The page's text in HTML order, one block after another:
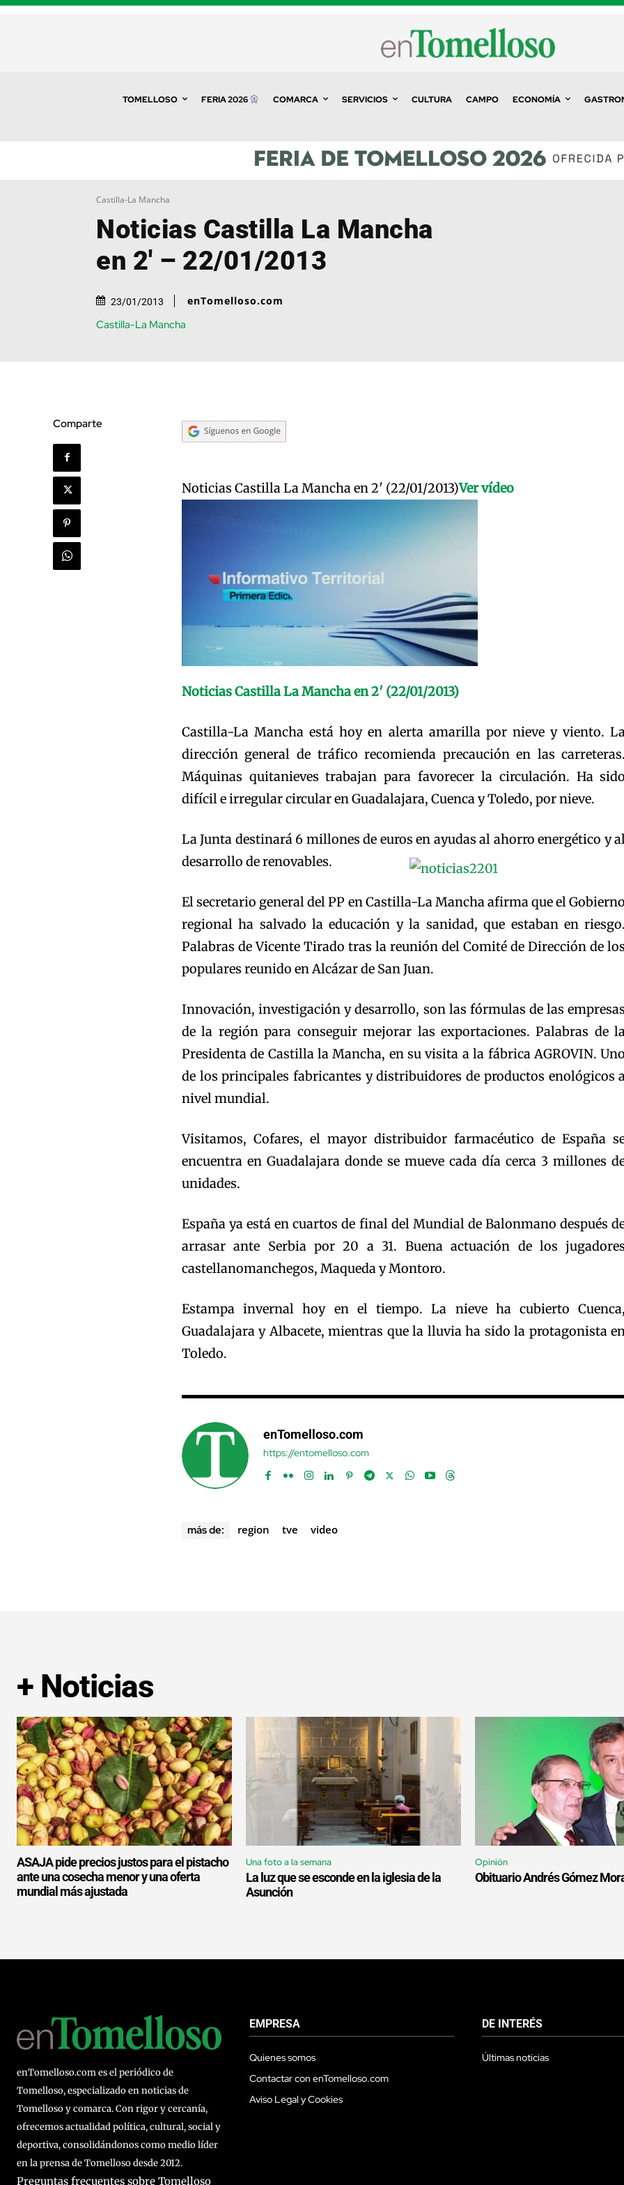
TOMELLOSO FERIA 2026 COMARCA SERVICIOS CULTURA CAMPO ECONOMÍA
Castilla-La Mancha
Noticias Castilla La Mancha
en 2′ – 22/01/2013
23/01/2013 enTomelloso.com
Castilla-La Mancha
Comparte
Noticias Castilla La Mancha en 2′ (22/01/2013)Ver vídeo
Noticias Castilla La Mancha en 2′ (22/01/2013)
Castilla-La Mancha está hoy en alerta amarilla por nieve y viento.
dirección general de tráfico recomienda precaución en las carreteras.
Máquinas quitanieves trabajan para favorecer la circulación. Ha sido
difícil e irregular circular en Guadalajara, Cuenca y Toledo, por nieve.
La Junta destinará 6 millones de euros en ayudas al ahorro energético y
desarrollo de renovables.
El secretario general del PP en Castilla-La Mancha afirma que el Gobierno
regional ha salvado la educación y la sanidad, que estaban en riesgo.
Palabras de Vicente Tirado tras la reunión del Comité de Dirección de los
populares reunido en Alcázar de San Juan.
Innovación, investigación y desarrollo, son las fórmulas de las empresas
de la región para conseguir mejorar las exportaciones. Palabras de
Presidenta de Castilla la Mancha, en su visita a la fábrica AGROVIN. Uno
de los principales fabricantes y distribuidores de productos enológicos
nivel mundial.
Visitamos, Cofares, el mayor distribuidor farmacéutico de España
encuentra en Guadalajara donde se mueve cada día cerca 3 millones
unidades.
España ya está en cuartos de final del Mundial de Balonmano después
arrasar ante Serbia por 20 a 31. Buena actuación de los jugadores
castellanomanchegos, Maqueda y Montoro.
Estampa invernal hoy en el tiempo. La nieve ha cubierto Cuenca,
Guadalajara y Albacete, mientras que la lluvia ha sido la protagonista
Toledo.
enTomelloso.com
https://entomelloso.com
más de: region tve video
+ Noticias
ASAJA pide precios justos para el pistacho
ante una cosecha menor y una oferta
mundial más ajustada
Una foto a la semana
La luz que se esconde en la iglesia de la
Asunción
Opinión
Obituario Andrés Gómez
enTomelloso.com es el periódico de
Tomelloso, especializado en noticias de
Tomelloso y comarca. Con rigor y cercanía,
ofrecemos actualidad política, cultural, social y
deportiva, consolidándonos como medio líder
en la prensa de Tomelloso desde 2012.
Preguntas frecuentes sobre Tomelloso
EMPRESA
Quienes somos
Contactar con enTomelloso.com
Aviso Legal y Cookies
DE INTERÉS
Últimas noticias